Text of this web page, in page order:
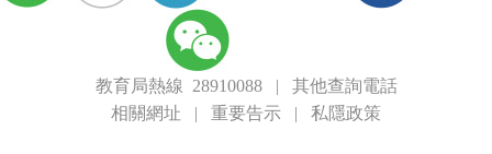
教育局熱線 28910088| 其他查詢電話
相關網址 | 重要告示 | 私隱政策